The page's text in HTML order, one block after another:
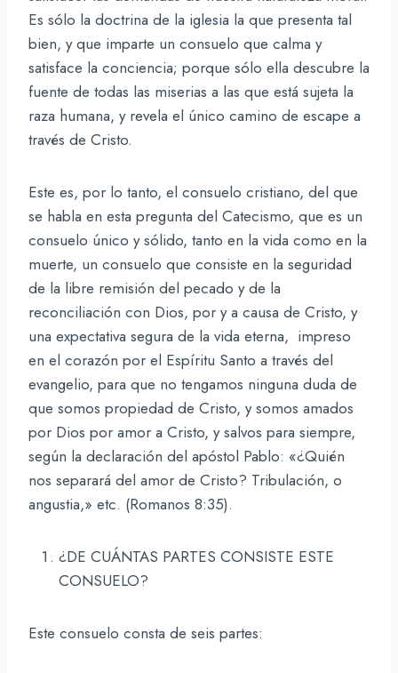
Es sólo la doctrina de la iglesia la que presenta tal
bien, y que imparte un consuelo que calma y
satisface la conciencia; porque sólo ella descubre la
fuente de todas las miserias a las que está sujeta la
raza humana, y revela el único camino de escape a
través de Cristo.
Este es, por lo tanto, el consuelo cristiano, del que
se habla en esta pregunta del Catecismo, que es un
consuelo único y sólido, tanto en la vida como en la
muerte, un consuelo que consiste en la seguridad
de la libre remisión del pecado y de la
reconciliación con Dios, por y a causa de Cristo, y
una expectativa segura de la vida eterna, impreso
en el corazón por el Espíritu Santo a través del
evangelio, para que no tengamos ninguna duda de
que somos propiedad de Cristo, y somos amados
por Dios por amor a Cristo, y salvos para siempre,
según la declaración del apóstol Pablo: «¿Quién
nos separará del amor de Cristo? Tribulación, o
angustia,» etc. (Romanos 8:35).
¿DE CUÁNTAS PARTES CONSISTE ESTE
CONSUELO?
Este consuelo consta de seis partes: